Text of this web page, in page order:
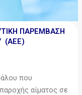
ΠΑΡΕΜΒΑΣΗ
(ΑΕΕ)
που
αίματος σε